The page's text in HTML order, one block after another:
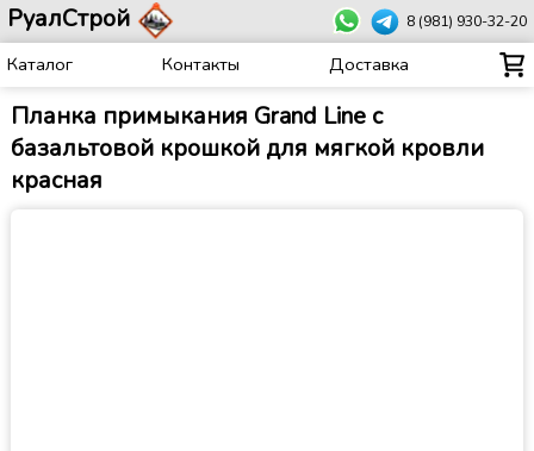
РуалСтрой 8 (981) 930-32-20
Каталог Контакты Доставка
Планка примыкания Grand Line c
базальтовой крошкой для мягкой кровли
красная